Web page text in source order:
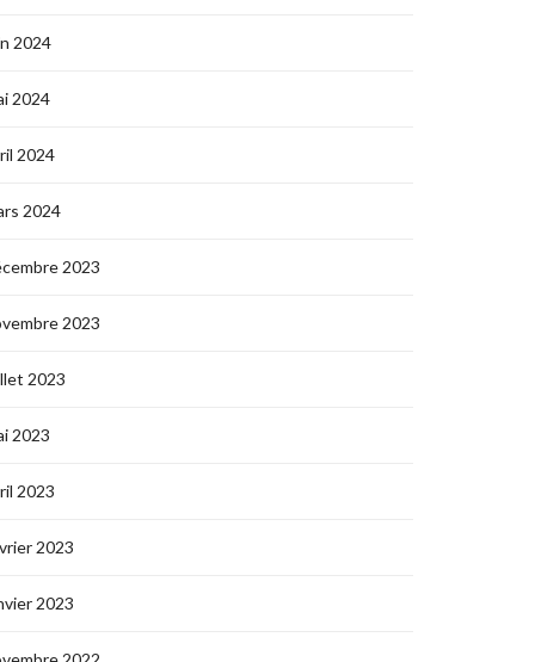
2024
2024
2024
2024
2023
2023
2023
2023
2023
2023
2023